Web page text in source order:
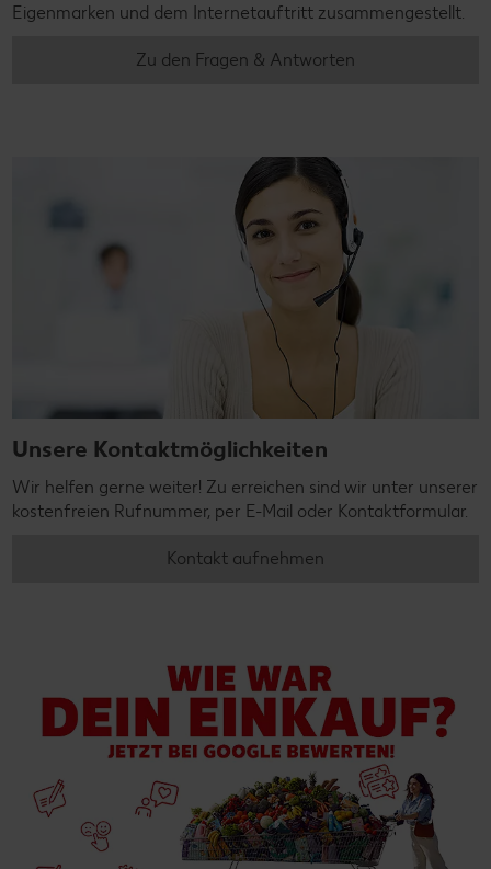
Eigenmarken und dem Internetauftritt zusammengestellt.
Zu den Fragen & Antworten
Unsere Kontaktmöglichkeiten
Wir helfen gerne weiter! Zu erreichen sind wir unter unserer
kostenfreien Rufnummer, per E-Mail oder Kontaktformular.
Kontakt aufnehmen